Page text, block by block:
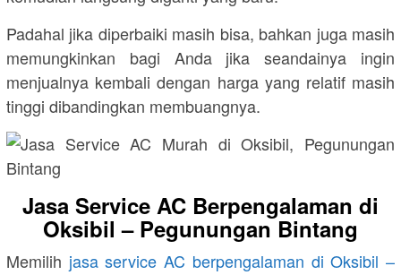
Padahal jika diperbaiki masih bisa, bahkan juga masih
memungkinkan bagi Anda jika seandainya ingin
menjualnya kembali dengan harga yang relatif masih
tinggi dibandingkan membuangnya.
Jasa Service AC Berpengalaman di
Oksibil – Pegunungan Bintang
Memilih jasa service AC berpengalaman di Oksibil –